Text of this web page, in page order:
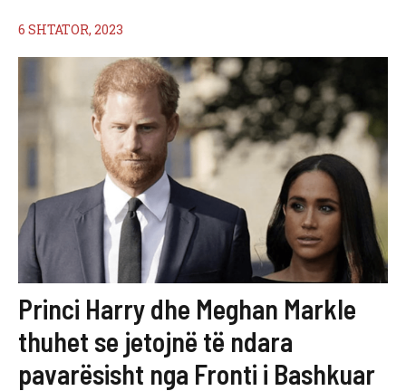
6 SHTATOR, 2023
Princi Harry dhe Meghan Markle
thuhet se jetojnë të ndara
pavarësisht nga Fronti i Bashkuar